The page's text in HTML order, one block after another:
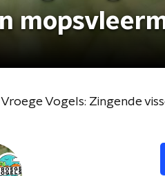
Vroege Vogels: Zingende